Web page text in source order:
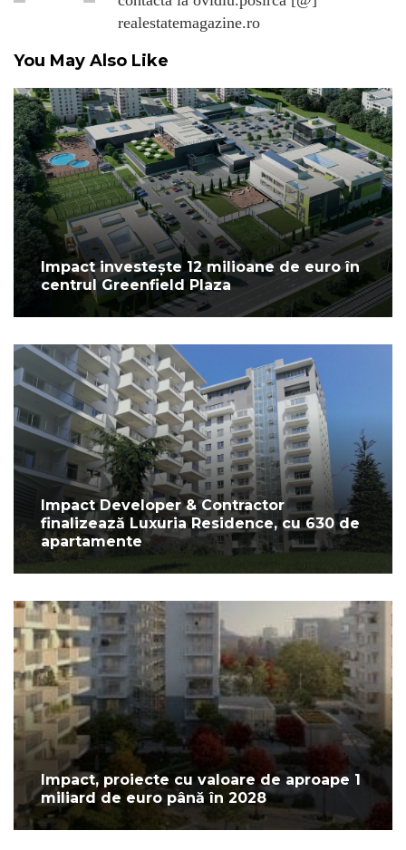
realestatemagazine.ro
You May Also Like
Impact investește 12 milioane de euro în
centrul Greenfield Plaza
Impact Developer & Contractor
finalizează Luxuria Residence, cu 630 de
apartamente
Impact, proiecte cu valoare de aproape 1
miliard de euro până în 2028